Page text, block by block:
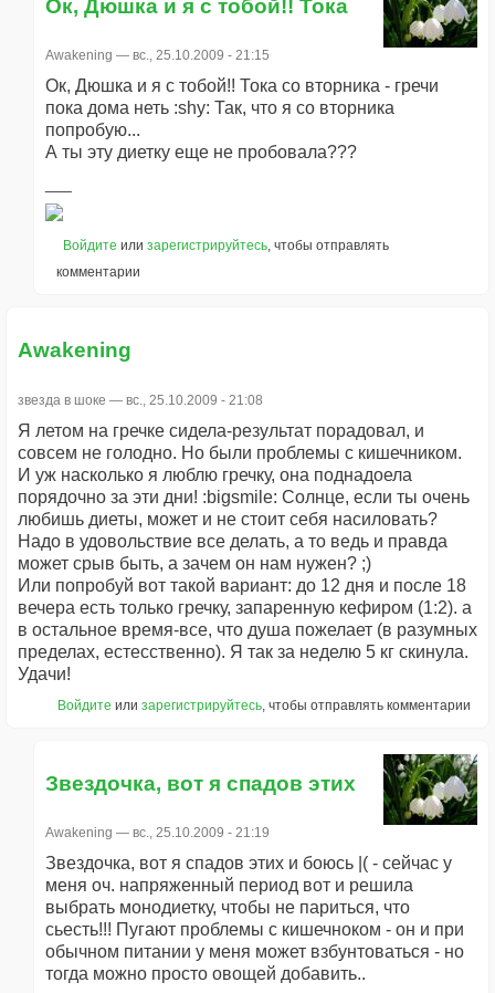
Ок, Дюшка и я с тобой!! Тока
Awakening — вс., 25.10.2009 - 21:15
Ок, Дюшка и я с тобой!! Тока со вторника - гречи
пока дома неть :shy: Так, что я со вторника
попробую...
А ты эту диетку еще не пробовала???
Войдите или зарегистрируйтесь, чтобы отправлять
комментарии
Awakening
звезда в шоке — вс., 25.10.2009 - 21:08
Я летом на гречке сидела-результат порадовал, и
совсем не голодно. Но были проблемы с кишечником.
И уж насколько я люблю гречку, она поднадоела
порядочно за эти дни! :bigsmile: Солнце, если ты очень
любишь диеты, может и не стоит себя насиловать?
Надо в удовольствие все делать, а то ведь и правда
может срыв быть, а зачем он нам нужен? ;)
Или попробуй вот такой вариант: до 12 дня и после 18
вечера есть только гречку, запаренную кефиром (1:2). а
в остальное время-все, что душа пожелает (в разумных
пределах, естесственно). Я так за неделю 5 кг скинула.
Удачи!
Войдите или зарегистрируйтесь , чтобы отправлять комментарии
Звездочка, вот я спадов этих
Awakening — вс., 25.10.2009 - 21:19
Звездочка, вот я спадов этих и боюсь |( - сейчас у
меня оч. напряженный период вот и решила
выбрать монодиетку, чтобы не париться, что
сьесть!!! Пугают проблемы с кишечноком - он и при
обычном питании у меня может взбунтоваться - но
тогда можно просто овощей добавить..